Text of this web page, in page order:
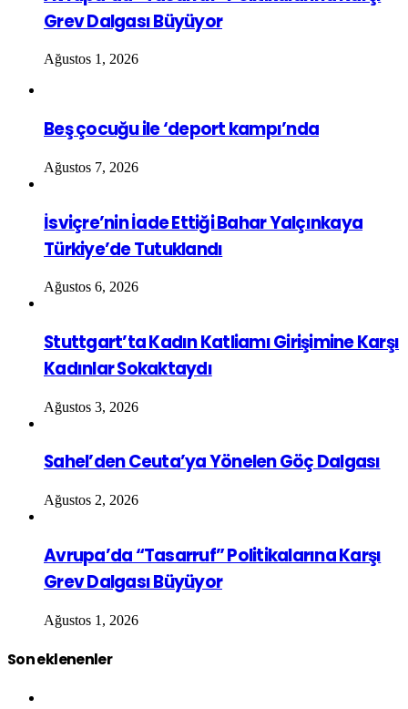
Grev Dalgası Büyüyor
Ağustos 1, 2026
Beş çocuğu ile ‘deport kampı’nda
Ağustos 7, 2026
İsviçre’nin İade Ettiği Bahar Yalçınkaya
Türkiye’de Tutuklandı
Ağustos 6, 2026
Stuttgart’ta Kadın Katliamı Girişimine Karşı
Kadınlar Sokaktaydı
Ağustos 3, 2026
Sahel’den Ceuta’ya Yönelen Göç Dalgası
Ağustos 2, 2026
Avrupa’da “Tasarruf” Politikalarına Karşı
Grev Dalgası Büyüyor
Ağustos 1, 2026
Son eklenenler